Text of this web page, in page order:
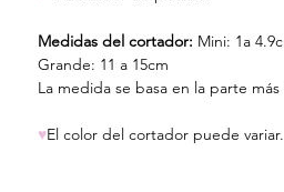
Medidas del cortador: Mini: 1a
Grande: 11 a 15cm
La medida se basa en la parte
♥El color del cortador puede variar.